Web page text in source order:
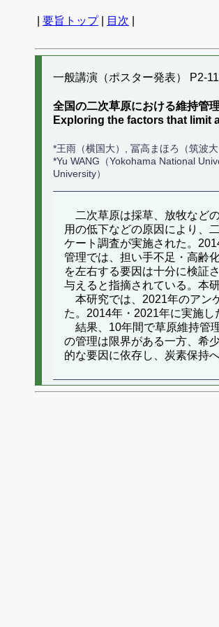
要旨トップ| 目次
一般講演（ポスター発表） P2-
全国の二次草原における維持管
Exploring the factors that limit
*王雨（横国大）, 冨高まほろ（筑波
*Yu WANG（Yokohama National
University）
二次草原は採草、放牧など
用の低下などの原因により、
ケート調査が実施された。
管理では、担い手不足・高齢
を左右する要因は十分に検証
与えると指摘されている。本
本研究では、2021年のアン
た。2014年・2021年に実施
結果、10年間で草原維持管
の管理は限界がある一方、希
的な要因に依存し、炭素保持